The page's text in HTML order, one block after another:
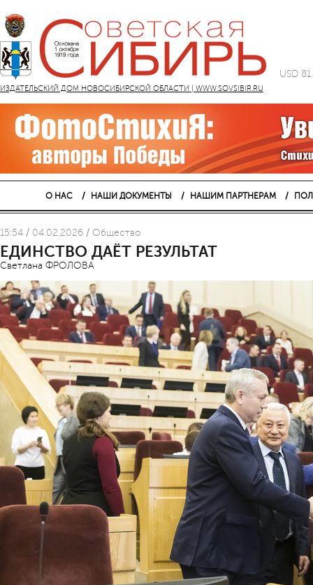
ИЗДАТЕЛЬСКИЙ ДОМ НОВОСИБИРСКОЙ ОБЛАСТИ | WWW.SOVSIBIR.RU
USD
О НАС НАШИ ДОКУМЕНТЫ НАШИМ ПАРТНЕРАМ
15:54 / 04.02.2026 / Общество
ЕДИНСТВО ДАЁТ РЕЗУЛЬТАТ
Светлана ФРОЛОВА